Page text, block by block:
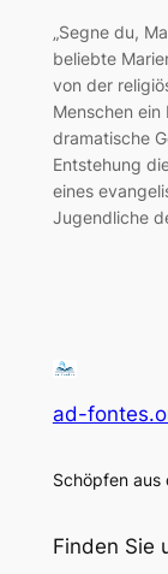
„Segne du,
beliebte
von der
Menschen
dramatische
Entstehung
eines
Jugendliche
ad-
Schöpfen aus
Finden Sie